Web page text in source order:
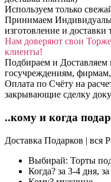
Используем только
Принимаем
изготовление и доставки
Нам доверяют свои
клиенты!
Подбираем и Доставляем
госучреждениям,
Оплата по Счёту на
закрывающие сделку
..кому и когда
Доставка Подарков | вся
Выбирай: Торты
Когда? за 3-4 дня,